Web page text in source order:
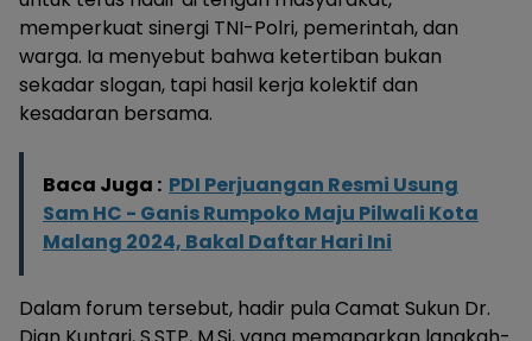
memperkuat sinergi TNI-Polri, pemerintah, dan
warga. Ia menyebut bahwa ketertiban bukan
sekadar slogan, tapi hasil kerja kolektif dan
kesadaran bersama.
Baca Juga : PDI Perjuangan Resmi Usung
Sam HC - Ganis Rumpoko Maju Pilwali Kota
Malang 2024, Bakal Daftar Hari Ini
Dalam forum tersebut, hadir pula Camat Sukun Dr.